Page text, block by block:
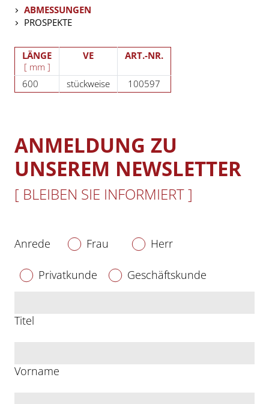
ABMESSUNGEN
PROSPEKTE
LÄNGE VE
ART.-NR.
[ mm ]
600
stückweise 100597
ANMELDUNG ZU
UNSEREM NEWSLETTER
[ BLEIBEN SIE INFORMIERT ]
Anrede Frau Herr
Privatkunde Geschäftskunde
Titel
Vorname